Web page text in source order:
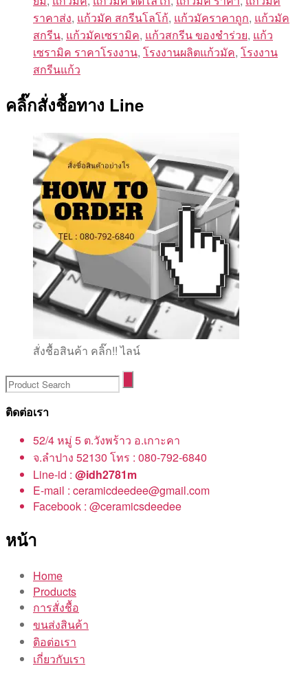
ราคาส่ง, แก้วมัค สกรีนโลโก้, แก้วมัคราคาถูก, แก้วมัค
สกรีน, แก้วมัคเซรามิค, แก้วสกรีน ของชําร่วย, แก้ว
เซรามิค ราคาโรงงาน, โรงงานผลิตแก้วมัค, โรงงาน
สกรีนแก้ว
คลิ๊กสั่งชื้อทาง Line
สั่งชื้อสินค้า คลิ๊ก!! ไลน์
ติดต่อเรา
52/4 หมู่ 5 ต.วังพร้าว อ.เกาะคา
จ.ลำปาง 52130 โทร : 080-792-6840
Line-id : @idh2781m
E-mail : ceramicdeedee@gmail.com
Facebook : @ceramicsdeedee
หน้า
Home
Products
การสั่งชื้อ
ขนส่งสินค้า
ติอต่อเรา
เกี่ยวกับเรา